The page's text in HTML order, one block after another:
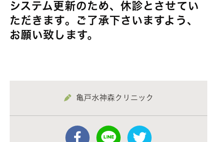
システム更新のため、休診とさせてい
ただきます。ご了承下さいますよう、
お願い致します。
亀戸水神森クリニック